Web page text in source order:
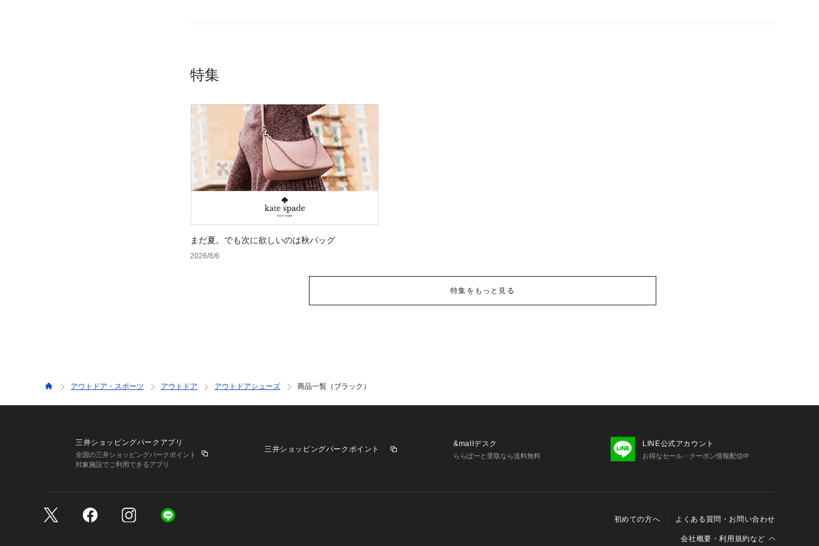
特集
まだ夏。でも次に欲しいのは秋バッグ
2026/8/6
特集をもっと見る
アウトドア・スポーツ アウトドア アウトドアシューズ 商品一覧（ブラック）
三井ショッピングパークアプリ
全国の三井ショッピングパークポイント
対象施設でご利用できるアプリ
三井ショッピングパークポイント
&mallデスク
ららぽーと受取なら送料無料
LINE公式アカウント
お得なセール・クーポン情報配信中
初めての方へ よくある質問・お問い合わせ
会社概要・利用規約など